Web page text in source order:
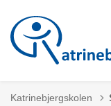
Katrinebjergskolen